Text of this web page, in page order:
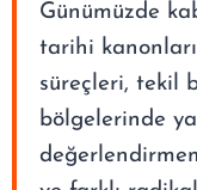
Günümüzde
tarihi
süreçleri, tekil
bölgelerinde